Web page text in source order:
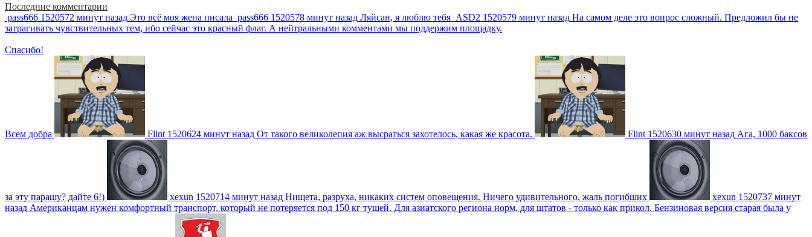
Последние комментарии
pass666 1520572 минут назад Это всё моя жена писала pass666 1520578 минут назад Ляйсан, я люблю тебя ASD2 1520579 минут назад На самом деле это вопрос сложный. Предложил бы не
затрагивать чувствительных тем, ибо сейчас это красный флаг. А нейтральными комментами мы поддержим площадку.
Спасибо!
Всем добра Flint 1520624 минут назад От такого великолепия аж высраться захотелось, какая же красота. Flint 1520630 минут назад Ага, 1000 баксов
за эту парашу? дайте 6!) xexun 1520714 минут назад Нищета, разруха, никаких систем оповещения. Ничего удивительного, жаль погибших xexun 1520737 минут
назад Американцам нужен комфортный транспорт, который не потеряется под 150 кг тушей. Для азиатского региона норм, для штатов - только как прикол. Бензиновая версия старая была у